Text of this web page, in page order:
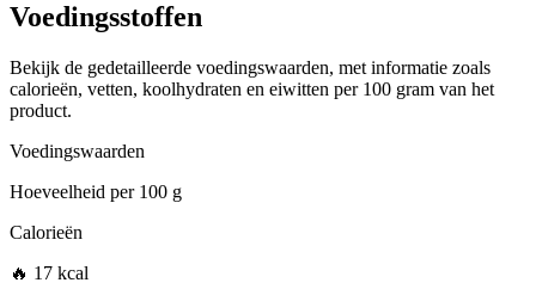
Voedingsstoffen
Bekijk de gedetailleerde voedingswaarden, met informatie zoals
calorieën, vetten, koolhydraten en eiwitten per 100 gram van het
product.
Voedingswaarden
Hoeveelheid per100 g
Calorieën
🔥 17 kcal